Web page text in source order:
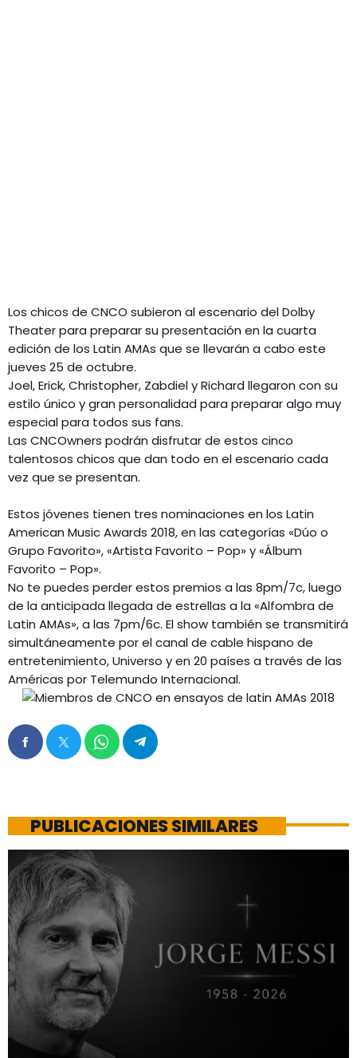
Los chicos de CNCO subieron al escenario del Dolby
Theater para preparar su presentación en la cuarta
edición de los Latin AMAs que se llevarán a cabo este
jueves 25 de octubre.
Joel, Erick, Christopher, Zabdiel y Richard llegaron con su
estilo único y gran personalidad para preparar algo muy
especial para todos sus fans.
Las CNCOwners podrán disfrutar de estos cinco
talentosos chicos que dan todo en el escenario cada
vez que se presentan.
Estos jóvenes tienen tres nominaciones en los Latin
American Music Awards 2018, en las categorías «Dúo o
Grupo Favorito», «Artista Favorito – Pop» y «Álbum
Favorito – Pop».
No te puedes perder estos premios a las 8pm/7c, luego
de la anticipada llegada de estrellas a la «Alfombra de
Latin AMAs», a las 7pm/6c. El show también se transmitirá
simultáneamente por el canal de cable hispano de
entretenimiento, Universo y en 20 países a través de las
Américas por Telemundo Internacional.
PUBLICACIONES SIMILARES